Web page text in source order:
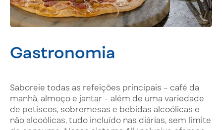
Gastronomia
Saboreie todas as refeições principais - café da
manhã, almoço e jantar - além de uma variedade
de petiscos, sobremesas e bebidas alcoólicas e
não alcoólicas, tudo incluído nas diárias, sem limite